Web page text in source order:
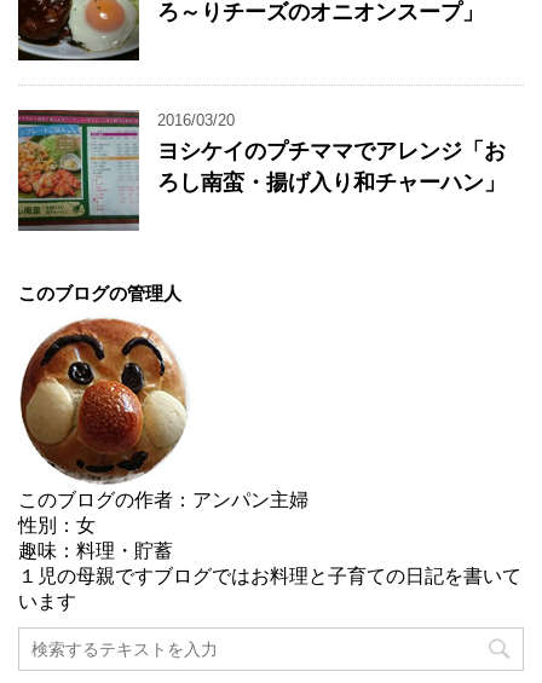
ろ～りチーズのオニオンスープ」
2016/03/20
ヨシケイのプチママでアレンジ「お
ろし南蛮・揚げ入り和チャーハン」
このブログの管理人
このブログの作者：アンパン主婦
性別：女
趣味：料理・貯蓄
１児の母親ですブログではお料理と子育ての日記を書いて
います